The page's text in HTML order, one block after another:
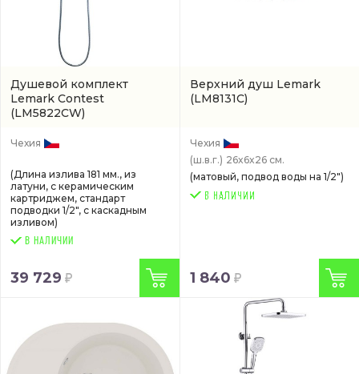
Душевой комплект
Lemark Contest
(LM5822CW)
Чехия
(Длина излива 181 мм., из
латуни, с керамическим
картриджем, стандарт
подводки 1/2", с каскадным
изливом)
В НАЛИЧИИ
39 729
Верхний душ Lemark
(LM8131C)
Чехия
(ш.в.г.) 26x6x26 см.
(матовый, подвод воды на 1/2")
1 840